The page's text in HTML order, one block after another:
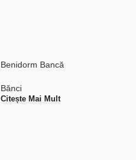
Benidorm Bancă
Bănci
Citește Mai Mult